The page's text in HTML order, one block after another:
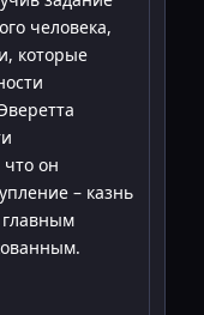
человека,
которые
что он
– казнь
главным